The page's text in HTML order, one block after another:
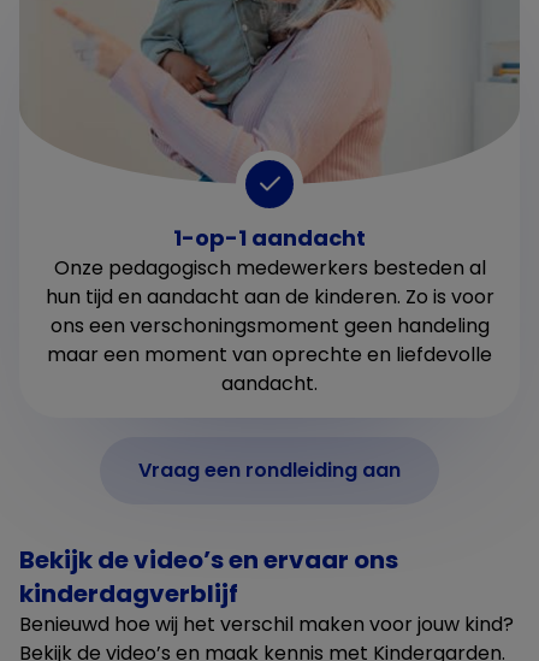
1-op-1 aandacht
Onze pedagogisch medewerkers besteden al
hun tijd en aandacht aan de kinderen. Zo is voor
ons een verschoningsmoment geen handeling
maar een moment van oprechte en liefdevolle
aandacht.
Vraag een rondleiding aan
Bekijk de video’s en ervaar ons
kinderdagverblijf
Benieuwd hoe wij het verschil maken voor jouw kind?
Bekijk de video’s en maak kennis met Kindergarden.